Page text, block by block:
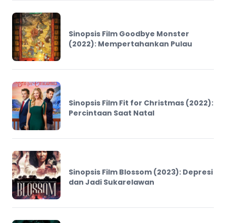
Sinopsis Film Goodbye Monster
(2022): Mempertahankan Pulau
Sinopsis Film Fit for Christmas (2022):
Percintaan Saat Natal
Sinopsis Film Blossom (2023): Depresi
dan Jadi Sukarelawan